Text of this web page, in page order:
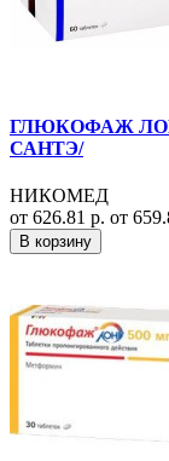
ГЛЮКОФАЖ
САНТЭ/
НИКОМЕД
от 626.81 р. от
В корзину